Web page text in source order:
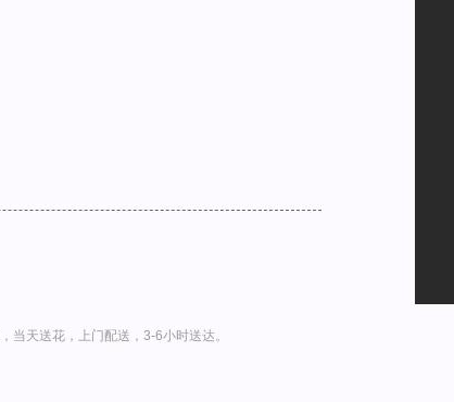
当天送花，上门配送，3-6小时送达。